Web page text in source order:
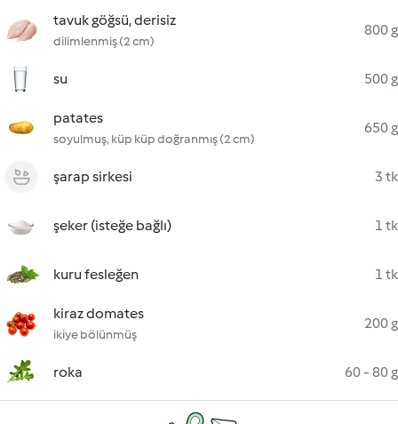
tavuk göğsü, derisiz
dilimlenmiş (2 cm)
800 g
su 500 g
patates
soyulmuş, küp küp doğranmış (2 cm)
650 g
şarap sirkesi 3 tk
şeker (isteğe bağlı) 1 tk
kuru fesleğen 1 tk
kiraz domates
ikiye bölünmüş
200 g
roka 60 - 80 g